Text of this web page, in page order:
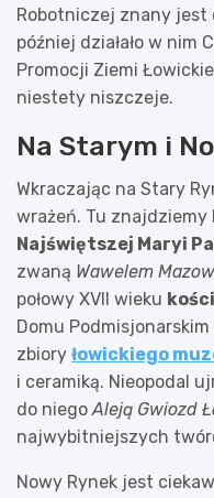
Robotniczej znany jest
później działało w nim
Promocji Ziemi
niestety niszczeje.
Na Starym i
Wkraczając na Stary
wrażeń. Tu znajdziemy
Najświętszej Maryi
zwaną Wawelem
połowy XVII wieku
Domu
zbiory łowickiego
i ceramiką. Nieopodal
do niegoAleją Gwiozd
najwybitniejszych
Nowy Rynek jest